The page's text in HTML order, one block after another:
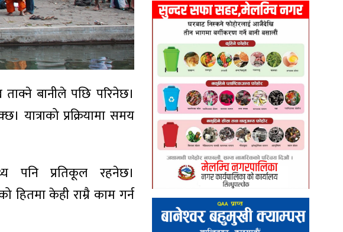
बानीले पछि परिनेछ।
प्रक्रियामा समय
पनि प्रतिकूल रहनेछ।
केही राम्रै काम गर्न